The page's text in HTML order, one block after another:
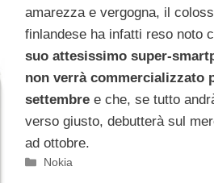
amarezza e vergogna, il
finlandese ha infatti reso noto
suo attesissimo super-
non verrà commercializzato
settembree che, se tutto
verso giusto, debutterà sul
ad ottobre.
Categorie
Nokia